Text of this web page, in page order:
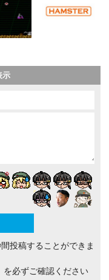
示
投稿することができま
を必ずご確認ください